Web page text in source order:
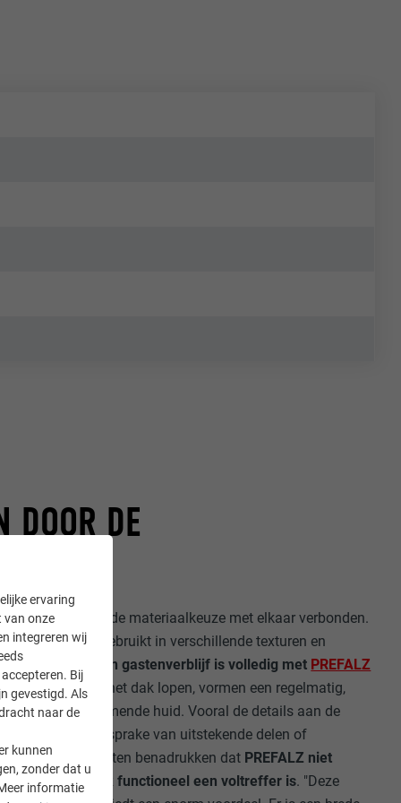
DOOR DE
studio zijn door de materiaalkeuze met elkaar verbonden.
PREFALZ gebruikt in verschillende texturen en
het woonhuis en gastenverblijf is volledig met PREFALZ
de gevel en het dak lopen, vormen een regelmatig,
als een beschermende huid. Vooral de details aan de
aan. Er is geen sprake van uitstekende delen of
De architecten benadrukken dat PREFALZ niet
valt, maar ook functioneel een voltreffer is. "Deze
ervaring
van onze
integreren wij
Bij
gevestigd. Als
naar de
kunnen
zonder dat u
informatie